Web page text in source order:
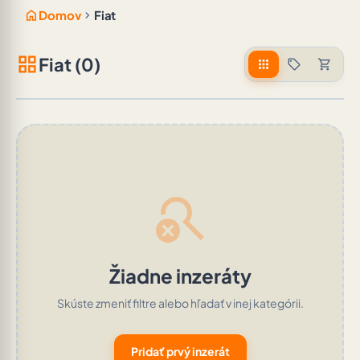
home Domov chevron_right Fiat
grid_viewFiat (0) apps sell shopping_cart
search_off
Žiadne inzeráty
Skúste zmeniť filtre alebo hľadať v inej kategórii.
Pridať prvý inzerát